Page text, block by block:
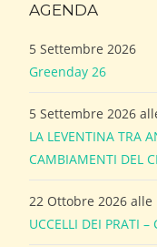
AGENDA
5 Settembre 2026
Greenday 26
5 Settembre 2026
LA LEVENTINA TRA
CAMBIAMENTI DEL
22 Ottobre 2026 alle
UCCELLI DEI PRATI –